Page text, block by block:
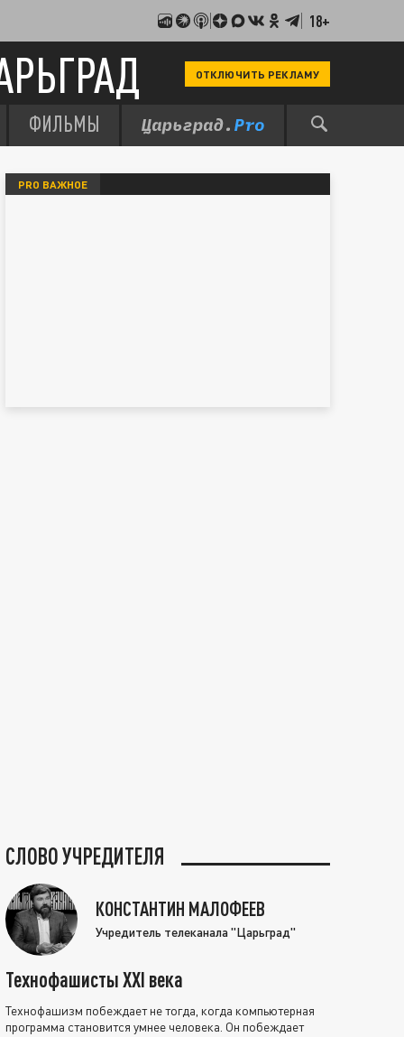
18+
ОТКЛЮЧИТЬ РЕКЛАМУ
ФИЛЬМЫ
PRO ВАЖНОЕ
СЛОВО УЧРЕДИТЕЛЯ
КОНСТАНТИН МАЛОФЕЕВ
Учредитель телеканала "Царьград"
Технофашисты XXI века
Технофашизм побеждает не тогда, когда компьютерная
программа становится умнее человека. Он побеждает